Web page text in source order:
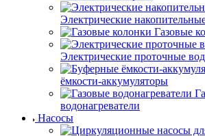
Электрические
Газовые
Электрические проточные
ёмкости-аккумуляторы
водонагреватели
Насосы